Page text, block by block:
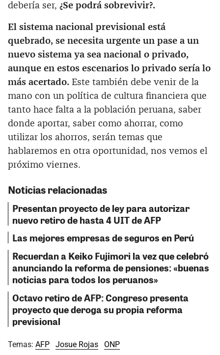
debería ser, ¿Se podrá sobrevivir?.
El sistema nacional previsional está
quebrado, se necesita urgente un pase a un
nuevo sistema ya sea nacional o privado,
aunque en estos escenarios lo privado sería lo
más acertado. Este también debe venir de la
mano con un política de cultura financiera que
tanto hace falta a la población peruana, saber
donde aportar, saber como ahorrar, como
utilizar los ahorros, serán temas que
hablaremos en otra oportunidad, nos vemos el
próximo viernes.
Noticias relacionadas
Presentan proyecto de ley para autorizar
nuevo retiro de hasta 4 UIT de AFP
Las mejores empresas de seguros en Perú
Recuerdan a Keiko Fujimori la vez que celebró
anunciando la reforma de pensiones: «buenas
noticias para todos los peruanos»
Octavo retiro de AFP: Congreso presenta
proyecto que deroga su propia reforma
previsional
Temas: AFP Josue Rojas ONP